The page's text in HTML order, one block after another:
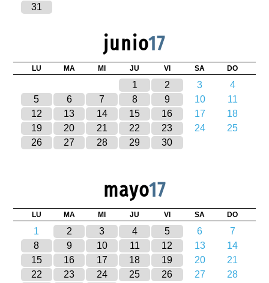
31
junio17
LU MA MI JU VI SA DO
1 2 3
4
5
6 7 8 9 10
11
12
13 14 15 16 17
18
19
20 21 22 23 24
25
26
27 28 29 30
mayo17
LU MA MI JU VI SA DO
1 2 3 4 5 6
7
8
9 10 11 12 13
14
15
16 17 18 19 20
21
22
23 24 25 26 27
28